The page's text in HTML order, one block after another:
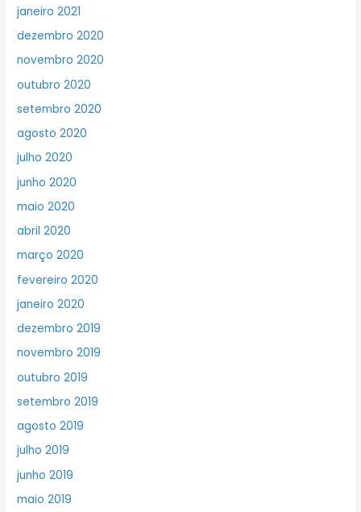
janeiro 2021
dezembro 2020
novembro 2020
outubro 2020
setembro 2020
agosto 2020
julho 2020
junho 2020
maio 2020
abril 2020
março 2020
fevereiro 2020
janeiro 2020
dezembro 2019
novembro 2019
outubro 2019
setembro 2019
agosto 2019
julho 2019
junho 2019
maio 2019